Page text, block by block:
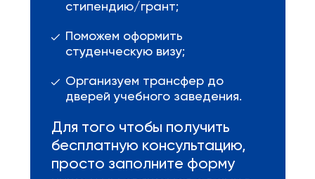
стипендию/грант;
Поможем оформить
студенческую визу;
Организуем трансфер до
дверей учебного заведения.
Для того чтобы получить
бесплатную консультацию,
просто заполните форму